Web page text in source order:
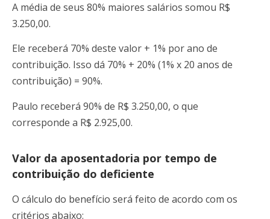
A média de seus 80% maiores salários somou R$
3.250,00.
Ele receberá 70% deste valor + 1% por ano de
contribuição. Isso dá 70% + 20% (1% x 20 anos de
contribuição) = 90%.
Paulo receberá 90% de R$ 3.250,00, o que
corresponde a R$ 2.925,00.
Valor da aposentadoria por tempo de
contribuição do deficiente
O cálculo do benefício será feito de acordo com os
critérios abaixo: